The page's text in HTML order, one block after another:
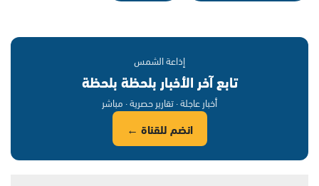
إذاعة الشمس
تابع آخر الأخبار بلحظة بلحظة
أخبار عاجلة · تقارير حصرية · مباشر
انضم للقناة ←